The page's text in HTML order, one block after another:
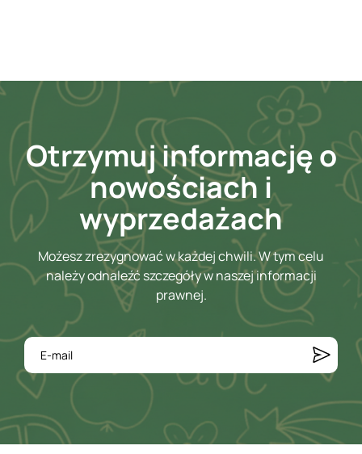
Otrzymuj informację o
nowościach i
wyprzedażach
Możesz zrezygnować w każdej chwili. W tym celu
należy odnaleźć szczegóły w naszej informacji
prawnej.